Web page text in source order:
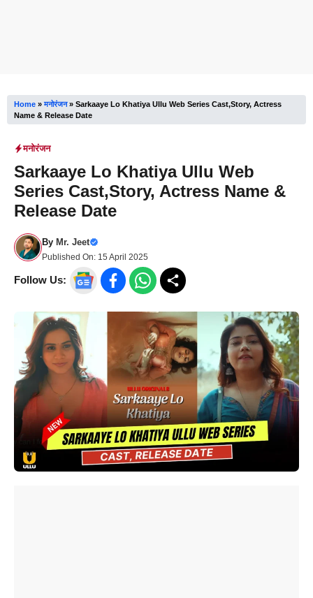
Home »मनोरंजन» Sarkaaye Lo Khatiya Ullu Web Series Cast,Story, Actress
Name & Release Date
मनोरंजन
Sarkaaye Lo Khatiya Ullu Web
Series Cast,Story, Actress Name &
Release Date
By Mr. Jeet
Published On: 15 April 2025
Follow Us: